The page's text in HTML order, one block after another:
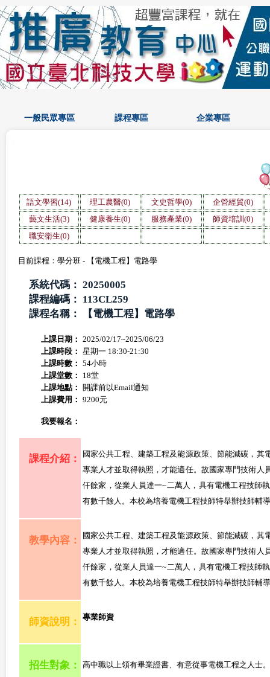
一般民眾專區 課程專區 企業專區
語文學習(14) 理工農醫(0) 文史哲學(0)
企管經貿(0)
藝文生活(3)
健康養生(0) 服務產業(0)
師資培訓(0)
職安衛生(0)
目前課程：學分班 - 【電機工程】電路學
系統代碼： 20250005
課程編碼： 113CL259
課程名稱：
【電機工程】電路學
上課日期： 2025/02/17~2025/06/23
上課時段： 星期一 18:30-21:30
上課時數： 54小時
上課堂數：
18堂
上課地點： 開課前以Email通知
上課費用： 9200元
我要報名：
課程介紹：
國家公共工程、建築工程及能源政策、節能減碳，
專業人才並取得執照，才能適任。故國家專門技術
仟餘家，從業人員達一~二萬人，具有電機工程技師
有數千餘人。本校為培養電機工程技師特舉辦技師輔
教學內容：
國家公共工程、建築工程及能源政策、節能減碳，
專業人才並取得執照，才能適任。故國家專門技術
仟餘家，從業人員達一~二萬人，具有電機工程技師
有數千餘人。本校為培養電機工程技師特舉辦技師輔
師資說明： 專業師資
招生對象： 高中職以上領有畢業證書、有意從事電機工程之人士